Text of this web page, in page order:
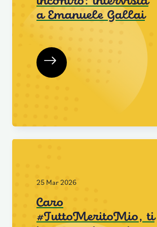
a Emanuele Gallai
25 Mar 2026
Caro
#TuttoMeritoMio, ti